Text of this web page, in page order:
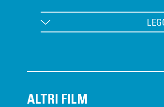
di costa, gli offre una
e manda sul posto il suo
ALTRI FILM